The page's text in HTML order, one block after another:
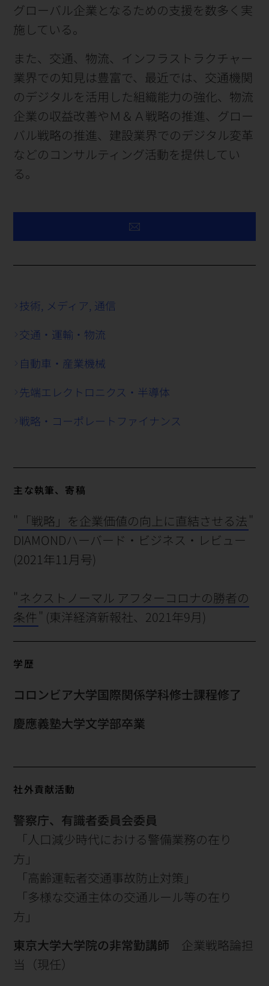
グローバル企業となるための支援を数多く実
施している。
また、交通、物流、インフラストラクチャー
業界での知見は豊富で、最近では、交通機関
のデジタルを活用した組織能力の強化、物流
企業の収益改善やＭ＆Ａ戦略の推進、グロー
バル戦略の推進、建設業界でのデジタル変革
などのコンサルティング活動を提供してい
る。
技術, メディア, 通信
交通・運輸・物流
自動車・産業機械
先端エレクトロニクス・半導体
戦略・コーポレートファイナンス
主な執筆、寄稿
" 「戦略」を企業価値の向上に直結させる法"
DIAMONDハーバード・ビジネス・レビュー
(2021年11月号)
" ネクストノーマル アフターコロナの勝者の
条件 " (東洋経済新報社、2021年9月)
学歴
コロンビア大学国際関係学科修士課程修了
慶應義塾大学文学部卒業
社外貢献活動
警察庁、有識者委員会委員
「人口減少時代における警備業務の在り
方」
「高齢運転者交通事故防止対策」
「多様な交通主体の交通ルール等の在り
方」
東京大学大学院の非常勤講師 企業戦略論担
当（現任）